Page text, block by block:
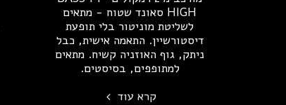
HIGH סאונד שטוח - מתאים
לשליטת מוניטור בלי תופעת
דיסטורשיין. התאמה אישית, כבל
ניתק, גוף האוזניה קשיח. מתאים
למתופפים, בסיסטים.
קרא עוד